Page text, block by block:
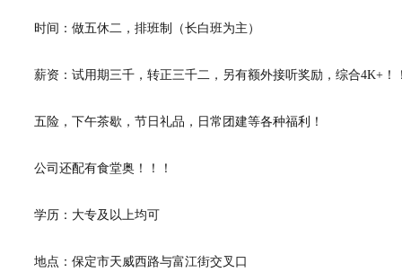
时间：做五休二，排班制（长白班为主）
薪资：试用期三千，转正三千二，另有额外接听奖励，综合4K+！
五险，下午茶歇，节日礼品，日常团建等各种福利！
公司还配有食堂奥！！！
学历：大专及以上均可
地点：保定市天威西路与富江街交叉口